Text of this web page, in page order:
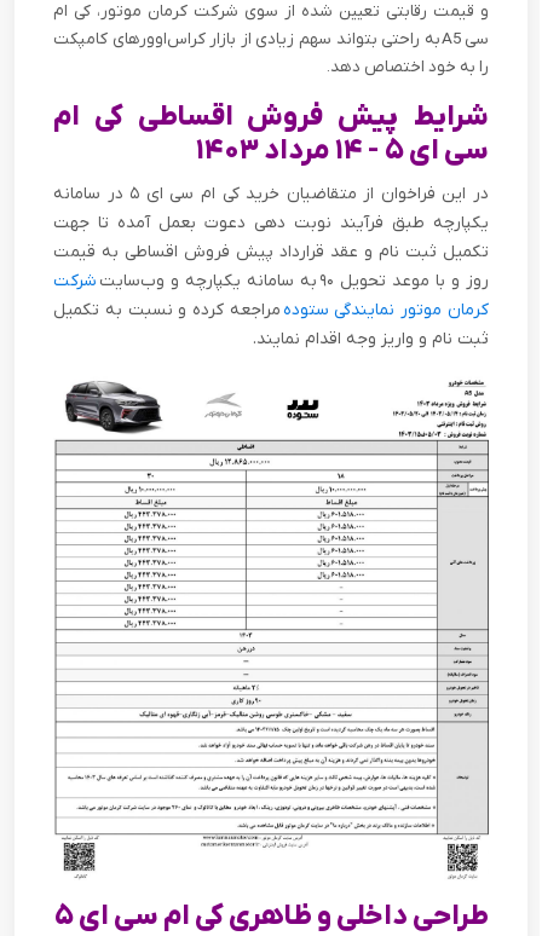
و قیمت رقابتی تعیین شده از سوی شرکت کرمان موتور، کی ام
سی A5به راحتی بتواند سهم زیادی از بازار کراس‌اوور‌های کامپکت
را به خود اختصاص دهد.
شرایط پیش فروش اقساطی کی ام
سی ای ۵ -
۱۴مرداد ۱۴۰۳
در این فراخوان از متقاضیان خرید کی ام سی ای ۵ در سامانه
یکپارچه طبق فرآیند نوبت دهی دعوت بعمل آمده تا جهت
تکمیل ثبت نام و عقد قرارداد پیش فروش اقساطی به قیمت
روز و با موعد تحویل ۹۰ به سامانه یکپارچه و وب‌سایت شرکت
کرمان موتور نمایندگی ستودهمراجعه کرده و نسبت به تکمیل
ثبت نام و واریز وجه اقدام نمایند.
طراحی داخلی و ظاهری کی ام سی ای ۵